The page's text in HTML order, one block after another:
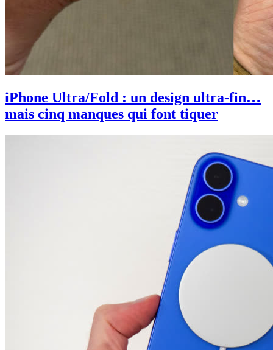
iPhone Ultra/Fold : un design ultra-fin…
mais cinq manques qui font tiquer